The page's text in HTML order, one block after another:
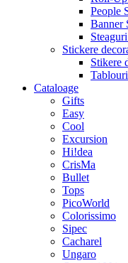
People
Banner
Stickere
Stikere
Cataloage
Gifts
Easy
Cool
Excursion
Hi!dea
CrisMa
Bullet
Tops
PicoWorld
Colorissimo
Sipec
Cacharel
Ungaro